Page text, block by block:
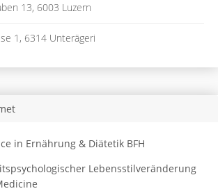
13, 6003 Luzern
1, 6314 Unterägeri
in Ernährung & Diätetik BFH
Lebensstilveränderung